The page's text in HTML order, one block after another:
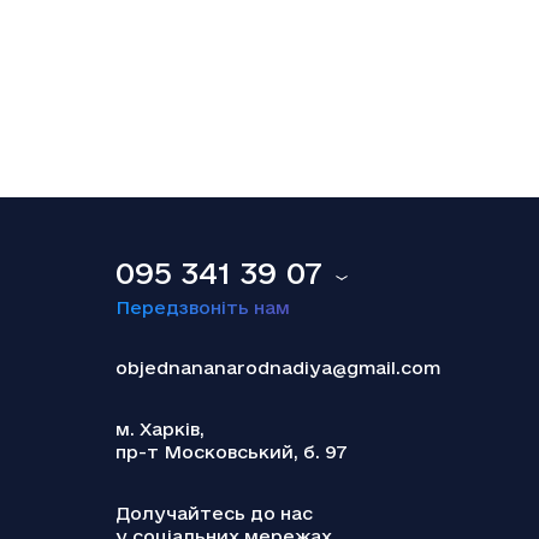
Smart Holding відзвітував про зниження
стала українська дівчинка
095 341 39 07
Передзвоніть нам
objednananarodnadiya@gmail.com
м. Харків,
пр-т Московський, б. 97
Долучайтесь до нас